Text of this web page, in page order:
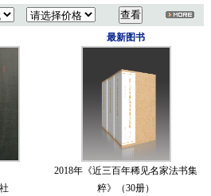
最新图书
2018年《近三百年稀见名家法书集
粹》（30册）